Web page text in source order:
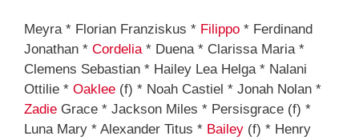
Meyra * Florian Franziskus * Filippo * Ferdinand
Jonathan * Cordelia * Duena * Clarissa Maria *
Clemens Sebastian * Hailey Lea Helga * Nalani
Ottilie * Oaklee (f) * Noah Castiel * Jonah Nolan *
Zadie Grace * Jackson Miles * Persisgrace (f) *
Luna Mary * Alexander Titus * Bailey (f) * Henry